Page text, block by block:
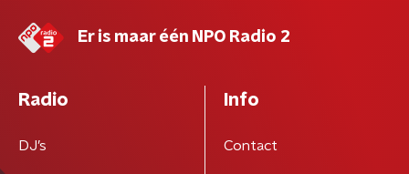
Er is maar één NPO Radio 2
Radio
DJ’s
Info
Contact